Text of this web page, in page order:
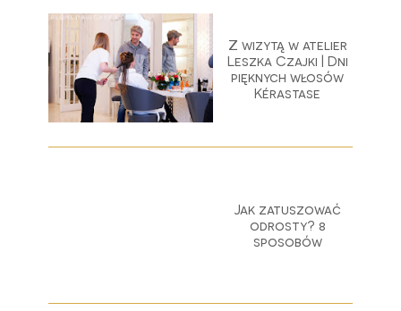
Z wizytą w atelier
Leszka Czajki | Dni
pięknych włosów
Kérastase
Jak zatuszować
odrosty? 8
sposobów